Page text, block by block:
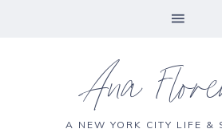
Ana
A NEW YORK CITY LIFE &